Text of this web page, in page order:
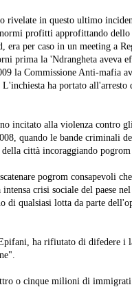
rivelate in questo ultimo
profitti approfittando
per caso in un meeting a
prima la 'Ndrangheta aveva
la Commissione Anti-mafia
ha portato
incitato alla violenza contro
quando le bande criminali
città incoraggiando pogrom
pogrom consapevoli
crisi sociale del paese
di qualsiasi lotta da parte
ha rifiutato di difedere i
o cinque milioni di